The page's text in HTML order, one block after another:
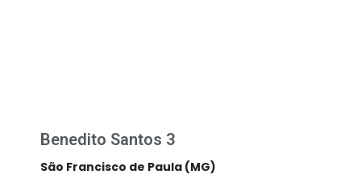
Benedito Santos 3
São Francisco de Paula (MG)